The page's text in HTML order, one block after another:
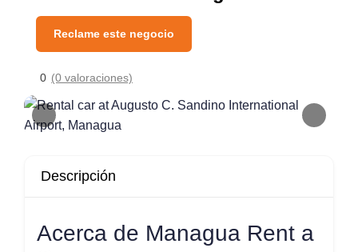
Reclame este negocio
0 (0 valoraciones)
Descripción
Acerca de Managua Rent a